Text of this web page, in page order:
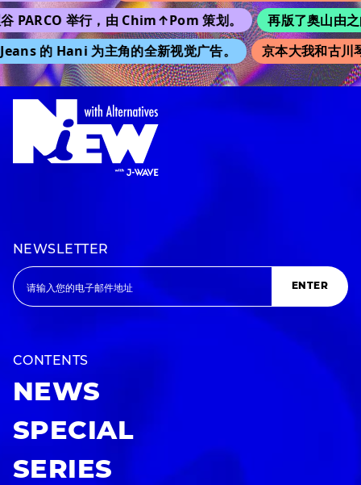
PARCO 举行，由 Chim↑Pom 策划。
再版了奥山由
的 Hani 为主角的全新视觉广告。
京本大我和古川
NEWSLETTER
ENTER
CONTENTS
NEWS
SPECIAL
SERIES